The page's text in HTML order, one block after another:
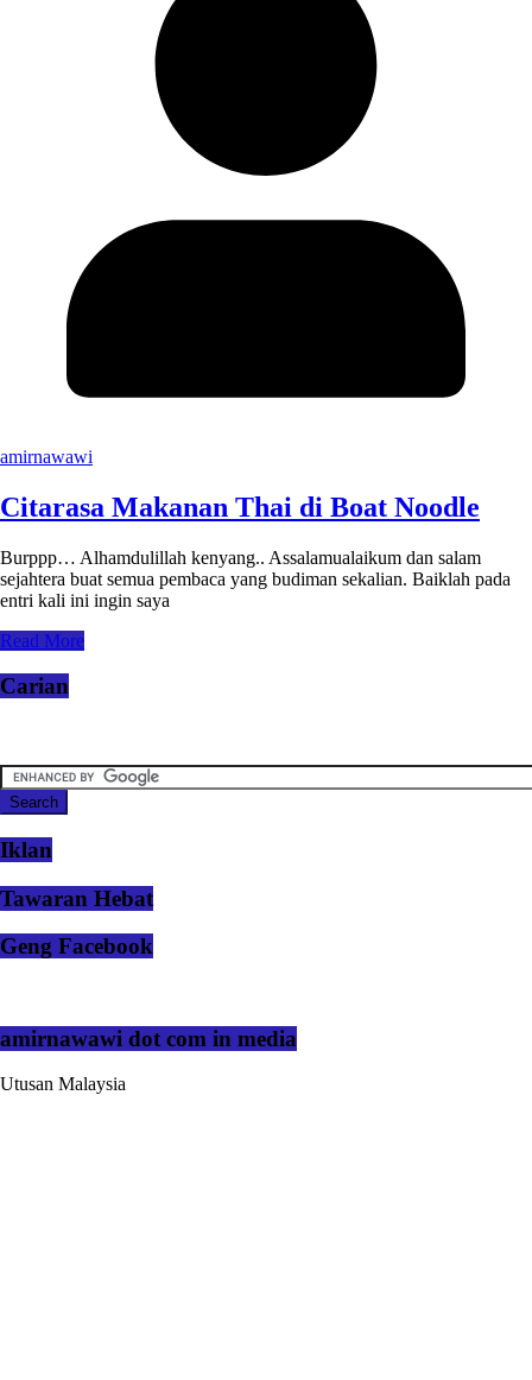
amirnawawi
Citarasa Makanan Thai di Boat Noodle
Burppp… Alhamdulillah kenyang.. Assalamualaikum dan salam
sejahtera buat semua pembaca yang budiman sekalian. Baiklah pada
entri kali ini ingin saya
Read More
Carian
Iklan
Tawaran Hebat
Geng Facebook
amirnawawi dot com in media
Utusan Malaysia